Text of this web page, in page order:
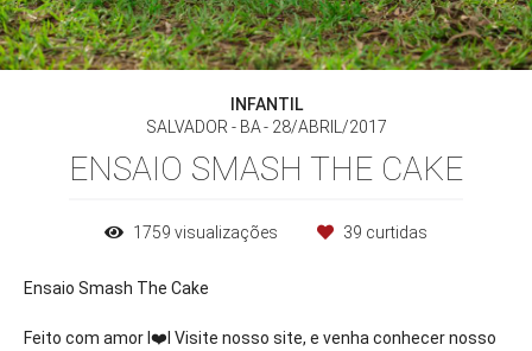
INFANTIL
SALVADOR - BA
28/ABRIL/2017
ENSAIO SMASH THE CAKE
1759 visualizações 39 curtidas
Ensaio Smash The Cake
Feito com amor I❤️l Visite nosso site, e venha conhecer nosso